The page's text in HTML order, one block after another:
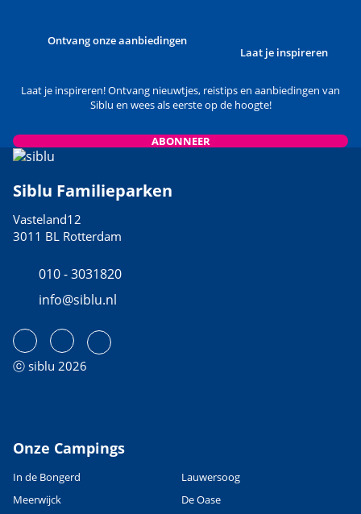
Ontvang onze aanbiedingen
Laat je inspireren
Laat je inspireren! Ontvang nieuwtjes, reistips en aanbiedingen van
Siblu en wees als eerste op de hoogte!
ABONNEER
Siblu Familieparken
Vasteland12
3011 BL Rotterdam
010 - 3031820
info@siblu.nl
ⓒ siblu 2026
Onze Campings
In de Bongerd
Lauwersoog
Meerwijck
De Oase